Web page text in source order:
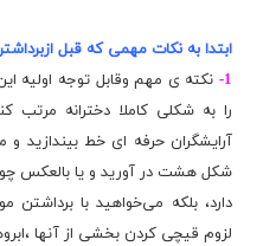
ابتدا به نکات مهمی که قبل
1- نکته ی مهم وقابل توجه اولیه
را به شکلی کاملا دخترانه
آرایشگران حرفه ای خط بیندازید و
شکل هشت در آورید و یا بالعکس
دارد، بلکه می‌خواهید با برداشتن
لزوم قیچی کردن بخشی از آنها